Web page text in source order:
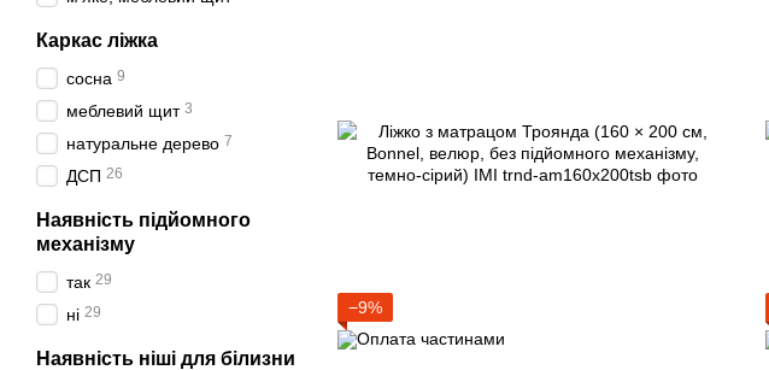
−9%
Каркас ліжка
сосна 9
меблевий щит 3
натуральне дерево 7
ДСП 26
Наявність підйомного
механізму
так 29
ні 29
Наявність ніші для білизни